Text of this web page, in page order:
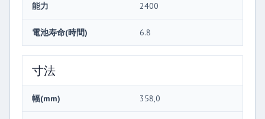
能力 2400
電池寿命(時間) 6.8
寸法
幅(mm) 358,0